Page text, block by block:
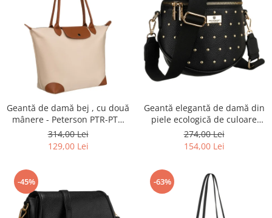
Geantă de damă bej , cu două
mânere - Peterson PTR-PTN
CSM-16-8045 BEIG
314,00 Lei
129,00 Lei
Geantă elegantă de damă din
piele ecologică de culoare
neagră - Peterson PTR-PTN
MIS-03-3582 BLAC
274,00 Lei
154,00 Lei
-45% -63%